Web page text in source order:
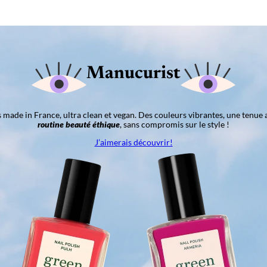
Manucurist
in France, ultra clean et vegan. Des couleurs vibrantes, une tenue
routine beauté éthique, sans compromis sur le style !
J’aimerais découvrir!